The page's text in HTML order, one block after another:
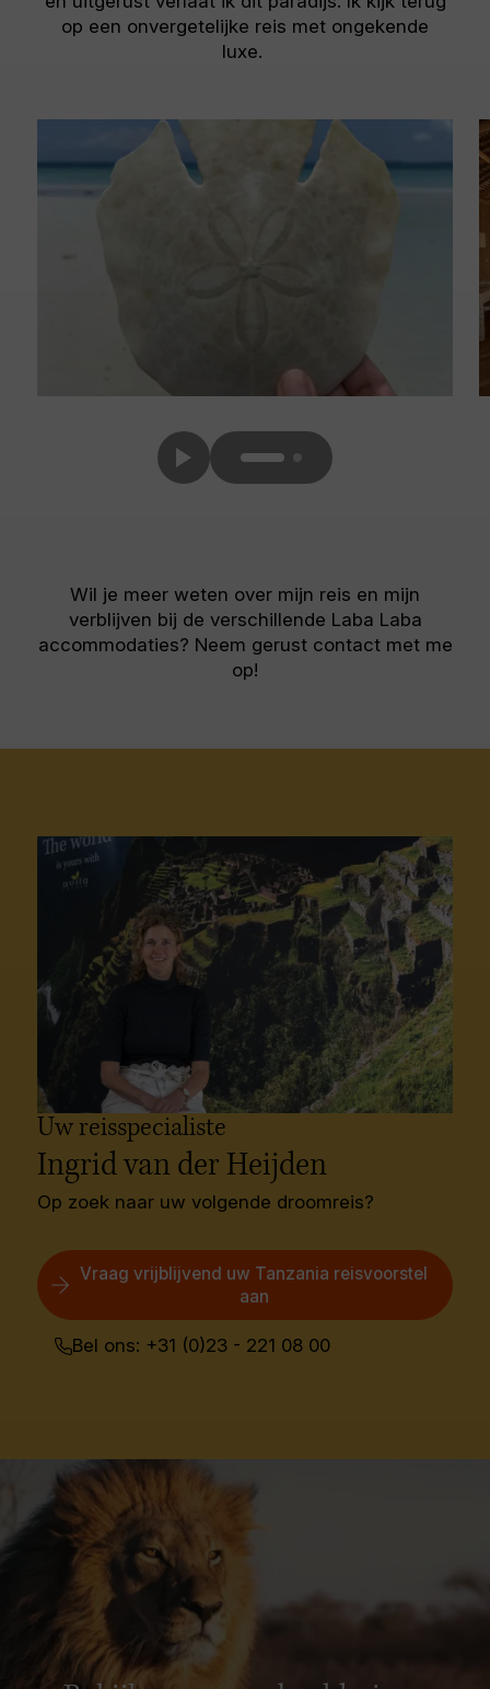
op een onvergetelijke reis met ongekende
luxe.
Wil je meer weten over mijn reis en mijn
verblijven bij de verschillende Laba Laba
accommodaties? Neem gerust contact met me
op!
Uw reisspecialiste
Ingrid van der Heijden
Op zoek naar uw volgende droomreis?
Vraag vrijblijvend uw Tanzania reisvoorstel
aan
Bel ons: +31 (0)23 - 221 08 00